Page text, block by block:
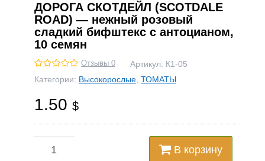
ДОРОГА СКОТДЕЙЛ (SCOTDALE
ROAD) — нежный розовый
сладкий бифштекс с антоцианом,
10 семян
Отзывы 0 Артикул: К1-05
Категории: Высокорослые ТОМАТЫ
1.50 $
В корзину